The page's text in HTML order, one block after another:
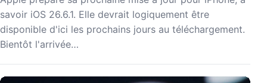
savoir iOS 26.6.1. Elle devrait logiquement être
disponible d'ici les prochains jours au téléchargement.
Bientôt l'arrivée…